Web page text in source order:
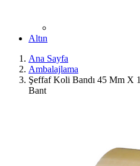
Altın
Ana Sayfa
Ambalajlama
Şeffaf Koli Bandı 45 Mm X
Bant